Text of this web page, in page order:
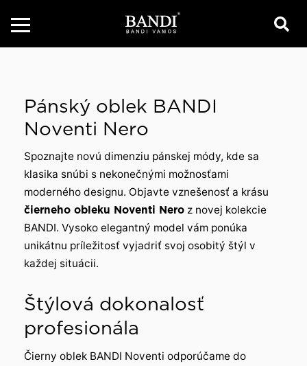
Pánský oblek BANDI
Noventi Nero
Spoznajte novú dimenziu pánskej módy, kde sa
klasika snúbi s nekonečnými možnosťami
moderného designu. Objavte vznešenosť a krásu
čierneho obleku Noventi Nero z novej kolekcie
BANDI. Vysoko elegantný model vám ponúka
unikátnu príležitosť vyjadriť svoj osobitý štýl v
každej situácii.
Štýlová dokonalosť
profesionála
Čierny oblek BANDI Noventi odporúčame do